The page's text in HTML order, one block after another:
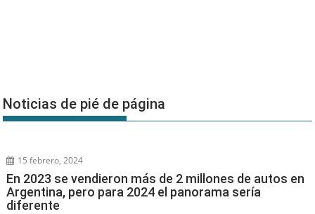
Noticias de pié de página
15 febrero, 2024
En 2023 se vendieron más de 2 millones de autos en
Argentina, pero para 2024 el panorama sería
diferente